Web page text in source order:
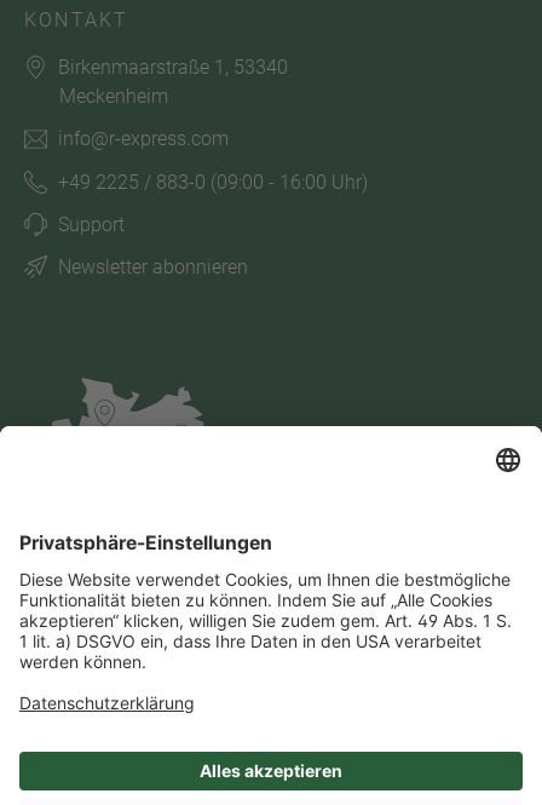
KONTAKT
Birkenmaarstraße 1, 53340
Meckenheim
info@r-express.com
+49 2225 / 883-0 (09:00 - 16:00 Uhr)
Support
Newsletter abonnieren
Impressum Datenschutz AGB